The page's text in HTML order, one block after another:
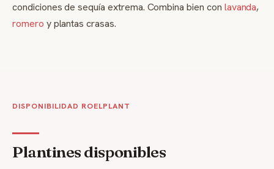
condiciones de sequía extrema. Combina bien con lavanda,
romero y plantas crasas.
DISPONIBILIDAD ROELPLANT
Plantines disponibles